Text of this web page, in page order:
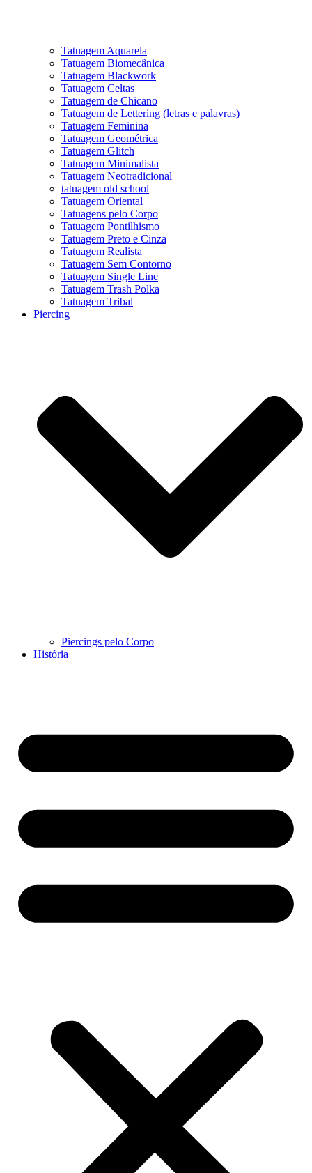
Tatuagem Aquarela
Tatuagem Biomecânica
Tatuagem Blackwork
Tatuagem Celtas
Tatuagem de Chicano
Tatuagem de Lettering (letras e palavras)
Tatuagem Feminina
Tatuagem Geométrica
Tatuagem Glitch
Tatuagem Minimalista
Tatuagem Neotradicional
tatuagem old school
Tatuagem Oriental
Tatuagens pelo Corpo
Tatuagem Pontilhismo
Tatuagem Preto e Cinza
Tatuagem Realista
Tatuagem Sem Contorno
Tatuagem Single Line
Tatuagem Trash Polka
Tatuagem Tribal
Piercing
Piercings pelo Corpo
História